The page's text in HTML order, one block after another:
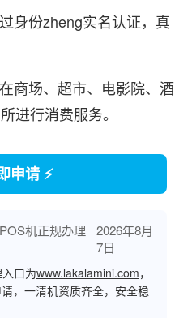
身份zheng实名认证，真
商场、超市、电影院、酒
进行消费服务。
申请 ⚡
机正规办理
2026年8月
7日
口为www.lakalamini.com，
，一清机资质齐全，安全稳